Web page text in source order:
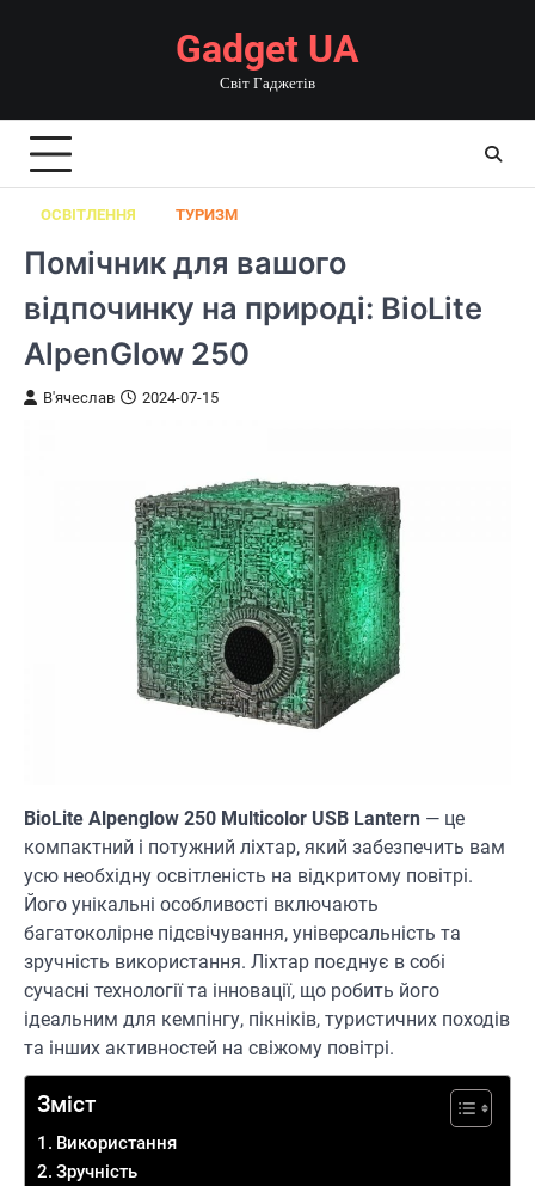
Gadget UA
Світ Гаджетів
ОСВІТЛЕННЯ ТУРИЗМ
Помічник для вашого
відпочинку на природі: BioLite
AlpenGlow 250
В'ячеслав 2024-07-15
BioLite Alpenglow 250 Multicolor USB Lantern — це
компактний і потужний ліхтар, який забезпечить вам
усю необхідну освітленість на відкритому повітрі.
Його унікальні особливості включають
багатоколірне підсвічування, універсальність та
зручність використання. Ліхтар поєднує в собі
сучасні технології та інновації, що робить його
ідеальним для кемпінгу, пікніків, туристичних походів
та інших активностей на свіжому повітрі.
Зміст
Використання
Зручність